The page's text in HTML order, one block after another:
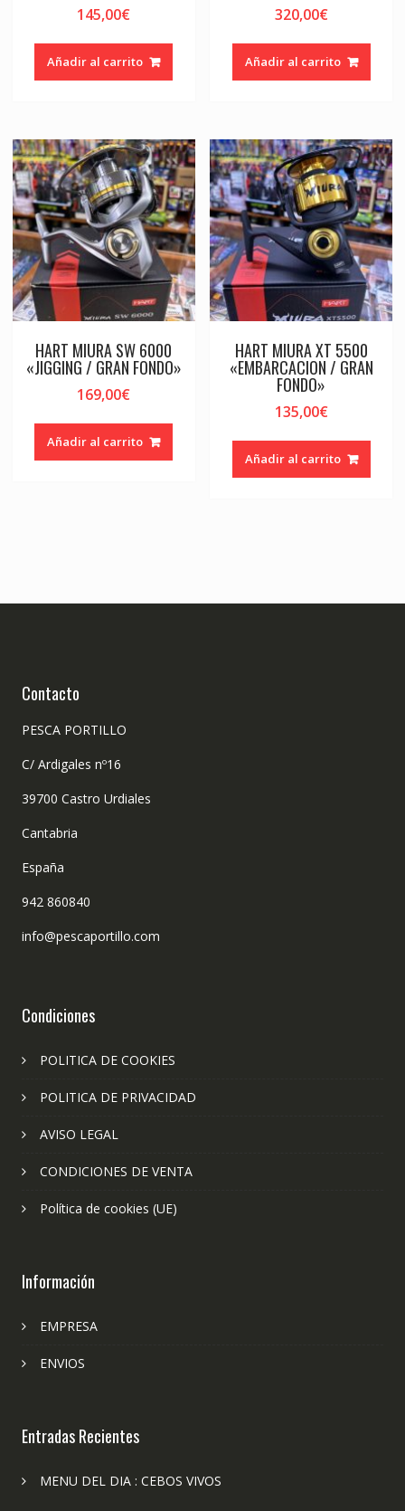
145,00€
Añadir al carrito
320,00€
Añadir al carrito
HART MIURA SW 6000
«JIGGING / GRAN FONDO»
169,00€
Añadir al carrito
HART MIURA XT 5500
«EMBARCACION / GRAN
FONDO»
135,00€
Añadir al carrito
Contacto
PESCA PORTILLO
C/ Ardigales nº16
39700 Castro Urdiales
Cantabria
España
942 860840
info@pescaportillo.com
Condiciones
POLITICA DE COOKIES
POLITICA DE PRIVACIDAD
AVISO LEGAL
CONDICIONES DE VENTA
Política de cookies (UE)
Información
EMPRESA
ENVIOS
Entradas Recientes
MENU DEL DIA : CEBOS VIVOS